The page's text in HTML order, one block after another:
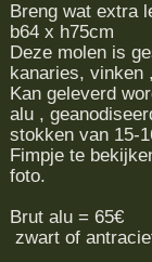
Breng wat extra
b64 x h75cm
Deze molen is
kanaries, vinken
Kan geleverd
alu ,
stokken van 15-
Fimpje te
foto.
Brut alu = 65€
zwart of